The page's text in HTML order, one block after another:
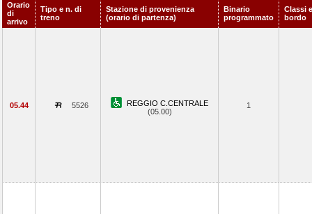
Orario
di
arrivo
Tipo e n. di
treno
Stazione di provenienza
(orario di partenza)
Binario
programmato
Classi
bordo
05.44 5526
REGGIO C.CENTRALE
(05.00)
1